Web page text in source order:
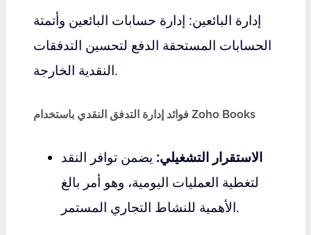
إدارة البائعين: إدارة حسابات البائعين وأتمتة
الحسابات المستحقة الدفع لتحسين التدفقات
النقدية الخارجة.
فوائد إدارة التدفق النقدي باستخدام Zoho Books
الاستقرار التشغيلي: يضمن توافر النقد
لتغطية العمليات اليومية، وهو أمر بالغ
الأهمية للنشاط التجاري المستمر.